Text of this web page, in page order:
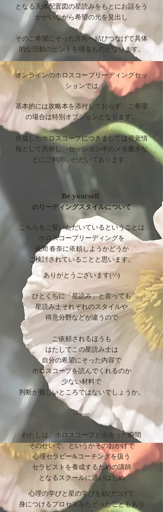
となる天体配置図の星読みをもとにお話をう
かがいながら希望の光を見出し
そのご希望にそった方向へ結びつなげて具体
的な活動のヒントを得るものとなります。
オンラインのホロスコープリーディングセッ
ションでは
基本的には攻略本を添付しておらず、ご希望
の場合は特別オプションとなります。
作成したホロスコープにつきましては視覚情
報として共有し、セッション中のメモ書きな
どに ご利用いただいております。
Be yourself
のリーディングスタイルについて
こちらをご覧いただいているということは
ホロスコープリーディングを
儀間 春奈に依頼しようかどうか
ご検討されていることと思います。
ありがとうございます(^^)
ひとくちに「星読み」と言っても
星読み士それぞれのスタイルや
得意分野などが違うので
ご依頼されるほうも
はたしてこの星読み士は
自分の希望にそった内容で
ホロスコープを読んでくれるのか
少ない材料で
判断が難しいところではないでしょうか。​
--------
わたしは、ホロスコープと出会った瞬間
そのせいで、というかそのおかげで
心理セラピー&コーチングを扱う
セラピストを養成するための講師
となるスクールに通いはじめ
心理の学びと星の学びを結びつけて
身につけるプロセスをたどったこともあり